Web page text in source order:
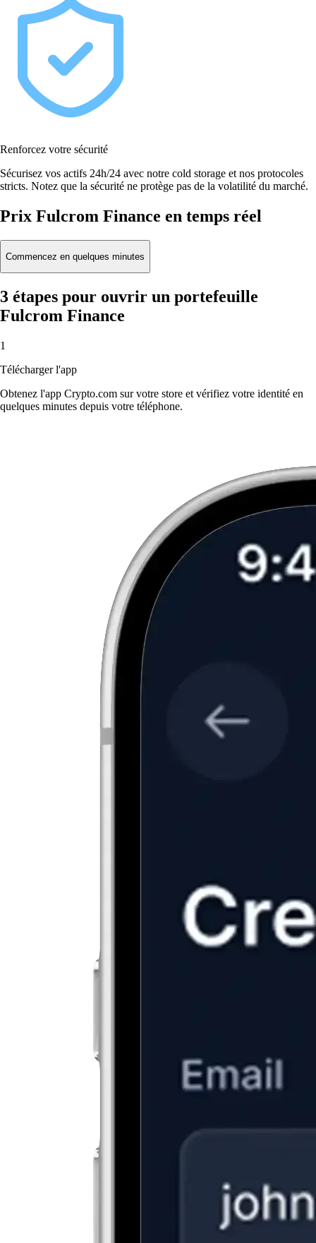
Renforcez votre sécurité
Sécurisez vos actifs 24h/24 avec notre cold storage et nos protocoles
stricts. Notez que la sécurité ne protège pas de la volatilité du marché.
Prix Fulcrom Finance en temps réel
Commencez en quelques minutes
3 étapes pour ouvrir un portefeuille
Fulcrom Finance
1
Télécharger l'app
Obtenez l'app Crypto.com sur votre store et vérifiez votre identité en
quelques minutes depuis votre téléphone.